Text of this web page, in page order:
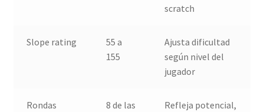
scratch
Slope rating
55 a
155
Ajusta dificultad
según nivel del
jugador
Rondas
8 de las
Refleja potencial,